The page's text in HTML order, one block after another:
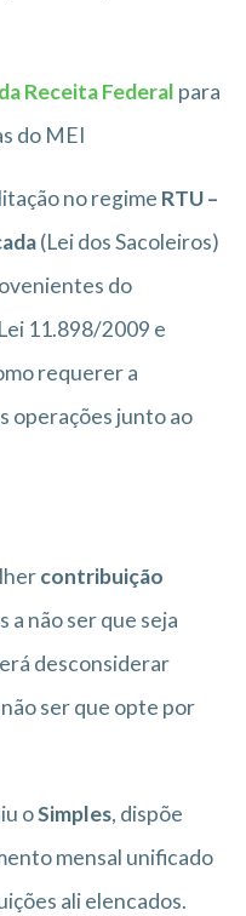
Receita Federal para
do MEI
no regime RTU –
(Lei dos Sacoleiros)
do
11.898/2009 e
requerer a
operações junto ao
contribuição
a não ser que seja
desconsiderar
ser que opte por
oSimples, dispõe
mensal unificado
ali elencados.